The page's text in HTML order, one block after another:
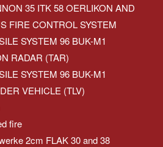
35 ITK 58 OERLIKON AND
FIRE CONTROL SYSTEM
SYSTEM 96 BUK-M1
RADAR (TAR)
SYSTEM 96 BUK-M1
VEHICLE (TLV)
fire
2cm FLAK 30 and 38